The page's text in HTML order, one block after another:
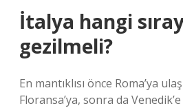
İtalya hangi
gezilmeli?
En mantıklısı önce Roma’ya
Floransa’ya, sonra da